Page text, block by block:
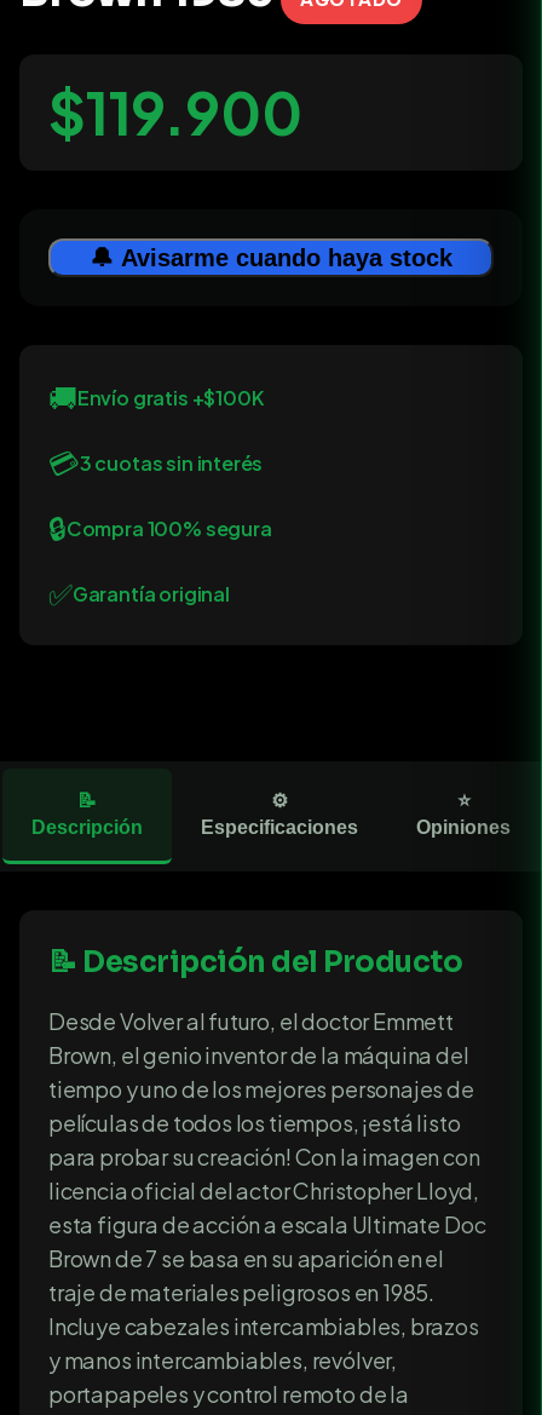
$119.900
🔔 Avisarme cuando haya stock
🚚Envío gratis +$100K
💳3 cuotas sin interés
🔒Compra 100% segura
✅Garantía original
📝
Descripción
⚙️
Especificaciones
⭐
Opiniones
📝 Descripción del Producto
Desde Volver al futuro, el doctor Emmett
Brown, el genio inventor de la máquina del
tiempo y uno de los mejores personajes de
películas de todos los tiempos, ¡está listo
para probar su creación! Con la imagen con
licencia oficial del actor Christopher Lloyd,
esta figura de acción a escala Ultimate Doc
Brown de 7 se basa en su aparición en el
traje de materiales peligrosos en 1985.
Incluye cabezales intercambiables, brazos
y manos intercambiables, revólver,
portapapeles y control remoto de la